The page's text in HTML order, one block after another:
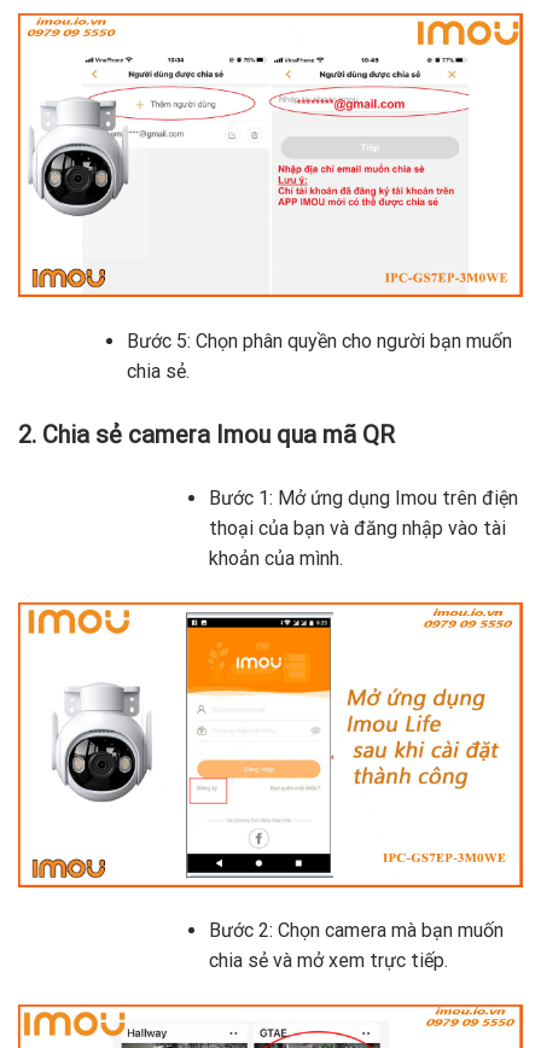
Bước 5: Chọn phân quyền cho người bạn muốn
chia sẻ.
2. Chia sẻ camera Imou qua mã QR
Bước 1: Mở ứng dụng Imou trên điện
thoại của bạn và đăng nhập vào tài
khoản của mình.
Bước 2: Chọn camera mà bạn muốn
chia sẻ và mở xem trực tiếp.